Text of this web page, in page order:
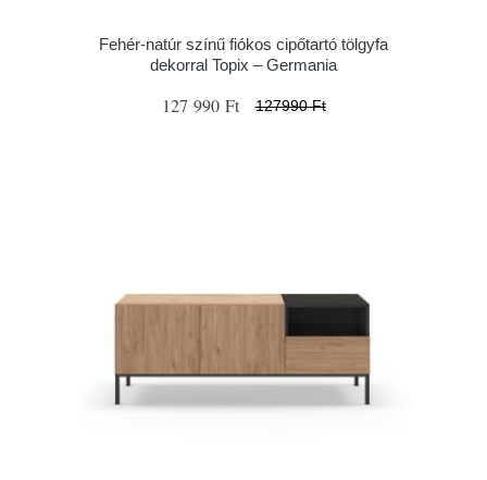
Fehér-natúr színű fiókos cipőtartó tölgyfa
dekorral Topix – Germania
127 990 Ft 127990 Ft